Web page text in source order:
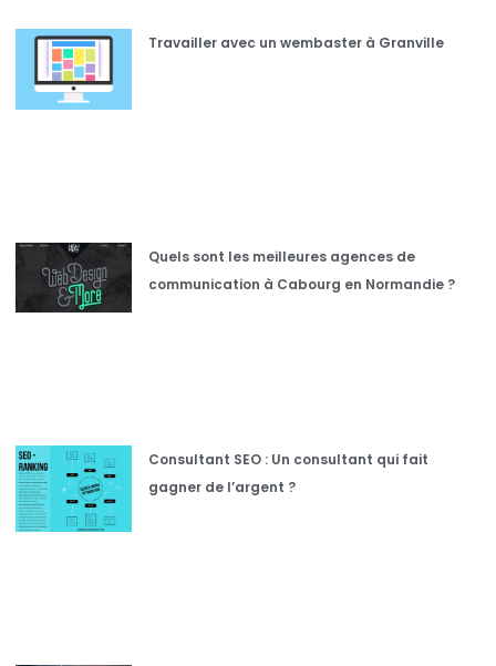
Travailler avec un wembaster à Granville
Quels sont les meilleures agences de
communication à Cabourg en Normandie ?
Consultant SEO : Un consultant qui fait
gagner de l’argent ?